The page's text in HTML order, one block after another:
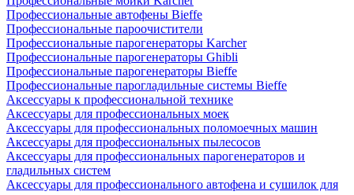
Профессиональные автофены Bieffe
Профессиональные пароочистители
Профессиональные парогенераторы Karcher
Профессиональные парогенераторы Ghibli
Профессиональные парогенераторы Bieffe
Профессиональные парогладильные системы Bieffe
Аксессуары к профессиональной технике
Аксессуары для профессиональных моек
Аксессуары для профессиональных поломоечных машин
Аксессуары для профессиональных пылесосов
Аксессуары для профессиональных парогенераторов и
гладильных систем
Аксессуары для профессионального автофена и сушилок для